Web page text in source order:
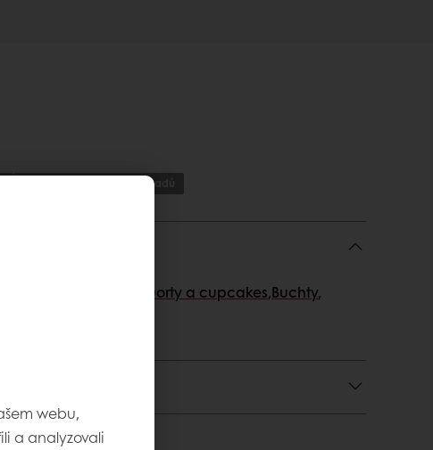
Snížení surovinových nákladů
Dorty a cupcakes,Buchty,
webu,
a analyzovali